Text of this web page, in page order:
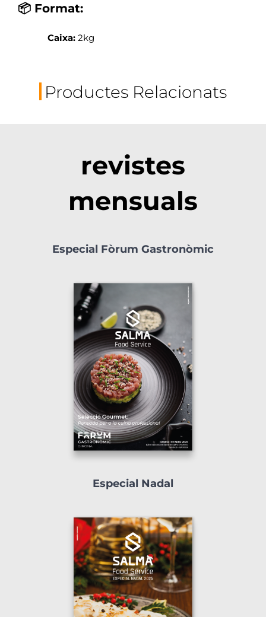
📦 Format:
Caixa: 2kg
Productes Relacionats
revistes
mensuals
Especial Fòrum Gastronòmic
Especial Nadal